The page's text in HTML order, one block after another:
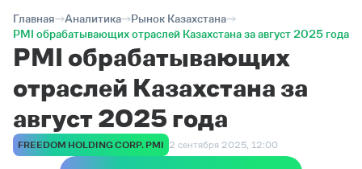
Главная Аналитика
Рынок Казахстана
PMI обрабатывающих отраслей Казахстана за август 2025 года
PMI обрабатывающих
отраслей Казахстана за
август 2025 года
FREEDOM HOLDING CORP. PMI 2 сентября 2025, 12:00